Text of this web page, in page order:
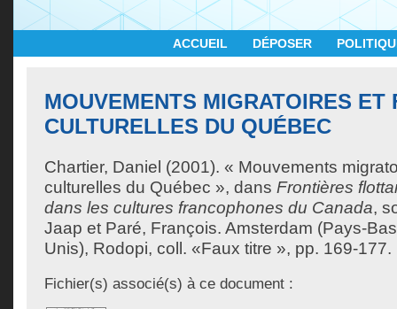
ACCUEIL DÉPOSER
MOUVEMENTS MIGRATOIRES ET
CULTURELLES DU QUÉBEC
Chartier, Daniel (2001). « Mouvements
culturelles du Québec », dans Frontières
dans les cultures francophones du Canada,
Jaap et Paré, François. Amsterdam (Pays-
Unis), Rodopi, coll. «Faux titre », pp. 169-177.
Fichier(s) associé(s) à ce document :